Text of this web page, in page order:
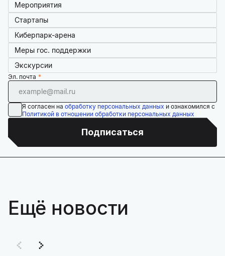
Мероприятия
Стартапы
Киберпарк-арена
Меры гос. поддержки
Экскурсии
Эл. почта
Я согласен на обработку персональных данных и ознакомился с
Политикой в отношении обработки персональных данных
Подписаться
Ещё новости